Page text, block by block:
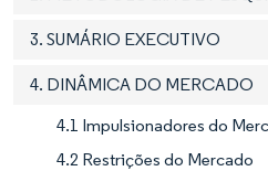
3. SUMÁRIO EXECUTIVO
4. DINÂMICA DO MERCADO
4.1 Impulsionadores do
4.2 Restrições do Mercado